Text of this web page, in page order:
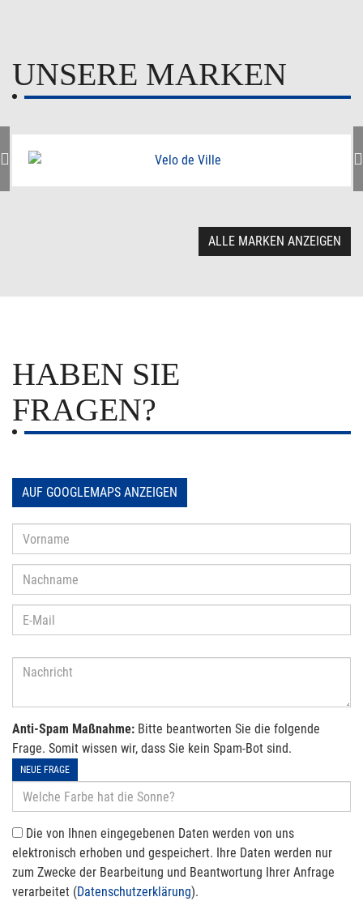
UNSERE MARKEN
ALLE MARKEN ANZEIGEN
HABEN SIE
FRAGEN?
AUF GOOGLEMAPS ANZEIGEN
Anti-Spam Maßnahme: Bitte beantworten Sie die folgende
Frage. Somit wissen wir, dass Sie kein Spam-Bot sind.
NEUE FRAGE
Die von Ihnen eingegebenen Daten werden von uns
elektronisch erhoben und gespeichert. Ihre Daten werden nur
zum Zwecke der Bearbeitung und Beantwortung Ihrer Anfrage
verarbeitet (Datenschutzerklärung).